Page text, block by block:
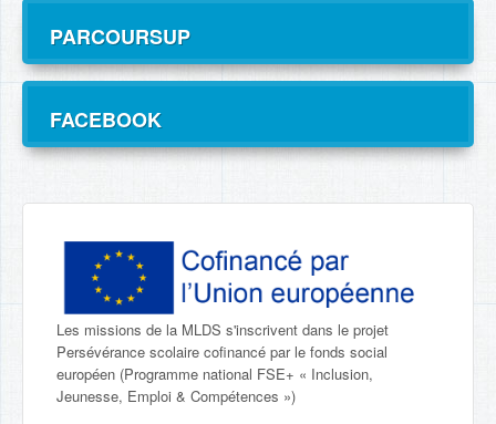
PARCOURSUP
FACEBOOK
Les missions de la MLDS s'inscrivent dans le projet
Persévérance scolaire cofinancé par le fonds social
européen (Programme national FSE+ « Inclusion,
Jeunesse, Emploi & Compétences »)